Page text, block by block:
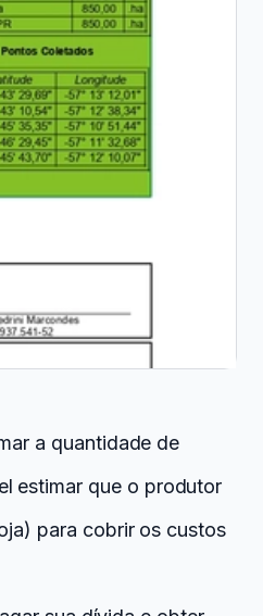
a quantidade de
estimar que o produtor
para cobrir os custos